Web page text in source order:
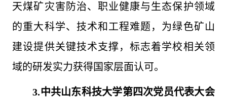
天煤矿灾害防治、职业健康与生态保护领域
的重大科学、技术和工程难题，为绿色矿山
建设提供关键技术支撑，标志着学校相关领
域的研发实力获得国家层面认可。
3.中共山东科技大学第四次党员代表大会